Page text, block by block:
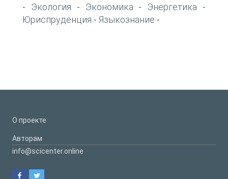
- Экология - Экономика - Энергетика -
Юриспруденция - Языкознание -
О проекте
Авторам
info@scicenter.online